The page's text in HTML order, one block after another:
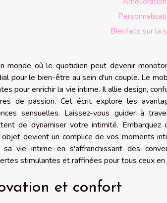
Bienfaits sur la
monde où le quotidien peut devenir
pour le bien-être au sein d'un couple. Le
pour enrichir la vie intime. Il allie design,
de passion. Cet écrit explore les
sensuelles. Laissez-vous guider à
de dynamiser votre intimité.
objet devient un complice de vos moments
sa vie intime en s'affranchissant des
stimulantes et raffinées pour tous ceux
et confort